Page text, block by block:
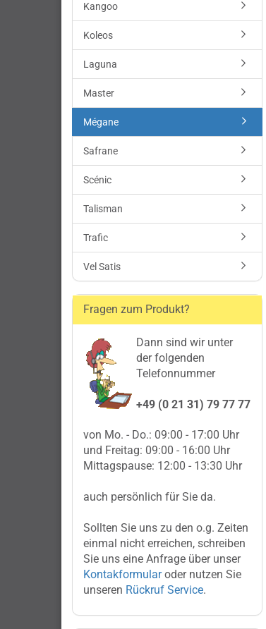
Kangoo
Koleos
Laguna
Master
Mégane
Safrane
Scénic
Talisman
Trafic
Vel Satis
Fragen zum Produkt?
Dann sind wir unter
der folgenden
Telefonnummer
+49 (0 21 31) 79 77 77
von Mo. - Do.: 09:00 - 17:00 Uhr
und Freitag: 09:00 - 16:00 Uhr
Mittagspause: 12:00 - 13:30 Uhr
auch persönlich für Sie da.
Sollten Sie uns zu den o.g. Zeiten
einmal nicht erreichen, schreiben
Sie uns eine Anfrage über unser
Kontakformularoder nutzen Sie
unseren Rückruf Service.